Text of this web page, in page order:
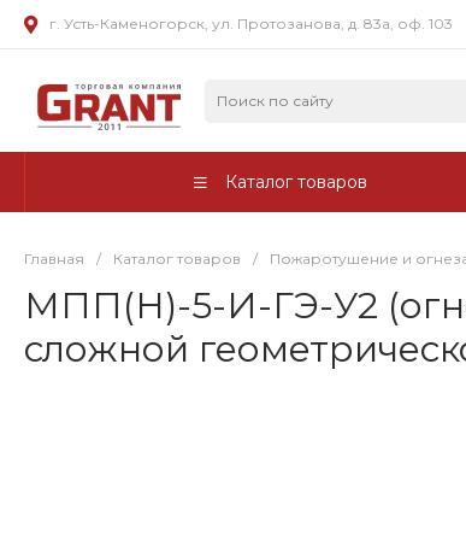
г. Усть-Каменогорск, ул. Протозанова, д. 83а, оф. 103
Каталог товаров
Главная / Каталог товаров / Пожаротушение и
МПП(Н)-5-И-ГЭ-У2
сложной